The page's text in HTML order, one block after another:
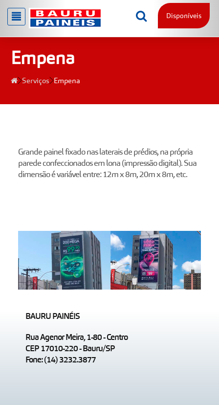
Disponíveis
Empena
Serviços Empena
Grande painel fixado nas laterais de prédios, na própria
parede confeccionados em lona (impressão digital). Sua
dimensão é variável entre: 12m x 8m, 20m x 8m, etc.
BAURU PAINÉIS
Rua Agenor Meira, 1-80 - Centro
CEP 17010-220 - Bauru/SP
Fone: (14) 3232.3877